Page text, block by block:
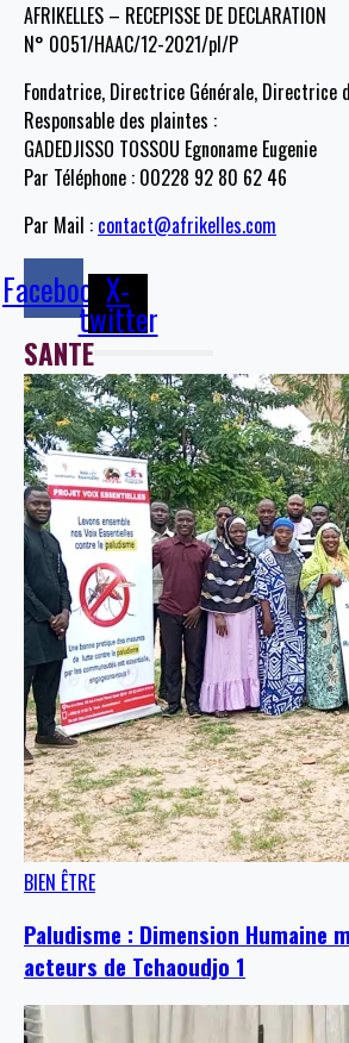
AFRIKELLES – RECEPISSE DE DECLARATION
N° 0051/HAAC/12-2021/pl/P
Fondatrice, Directrice Générale, Directrice
Responsable des plaintes :
GADEDJISSO TOSSOU Egnoname Eugenie
Par Téléphone : 00228 92 80 62 46
Par Mail : contact@afrikelles.com
FacebookX-
twitter
SANTE
BIEN ÊTRE
Paludisme : Dimension Humaine
acteurs de Tchaoudjo 1